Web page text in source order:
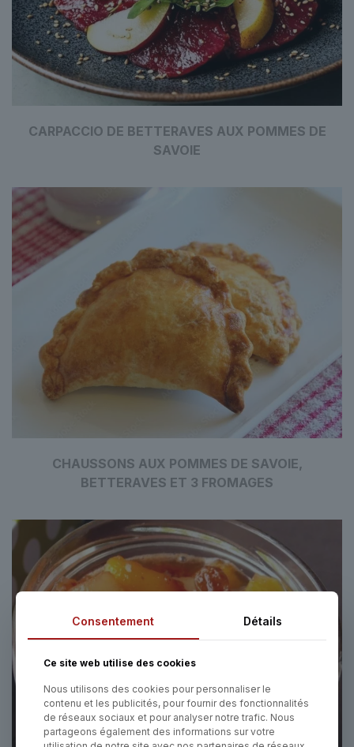
CARPACCIO DE BETTERAVES AUX POMMES DE
SAVOIE
CHAUSSONS AUX POMMES DE SAVOIE,
BETTERAVES ET 3 FROMAGES
Consentement Détails
Ce site web utilise des cookies
Nous utilisons des cookies pour personnaliser le
contenu et les publicités, pour fournir des fonctionnalités
de réseaux sociaux et pour analyser notre trafic. Nous
partageons également des informations sur votre